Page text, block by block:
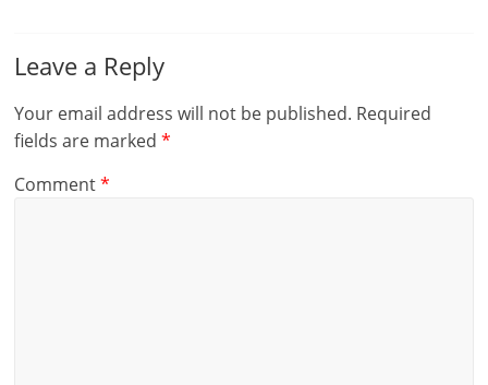
Leave a Reply
Your email address will not be published. Required
fields are marked*
Comment*